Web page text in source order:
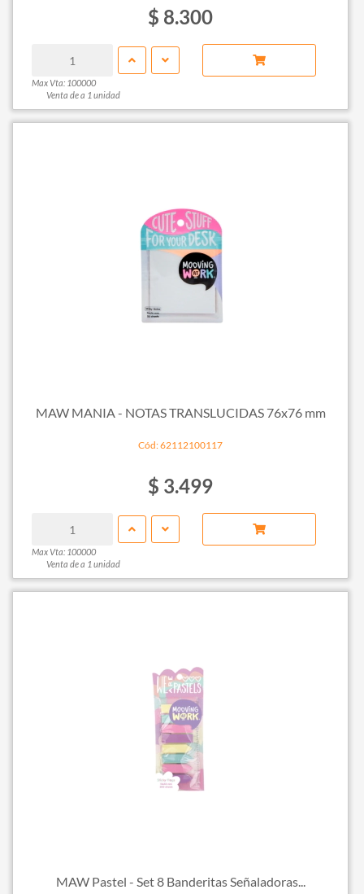
$ 8.300
Max Vta: 100000
Venta de a 1 unidad
MAW MANIA - NOTAS TRANSLUCIDAS 76x76 mm
Cód: 62112100117
$ 3.499
Max Vta: 100000
Venta de a 1 unidad
MAW Pastel - Set 8 Banderitas Señaladoras...